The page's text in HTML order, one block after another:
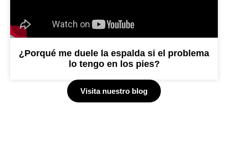
¿Porqué me duele la espalda si el problema
lo tengo en los pies?
Visita nuestro blog